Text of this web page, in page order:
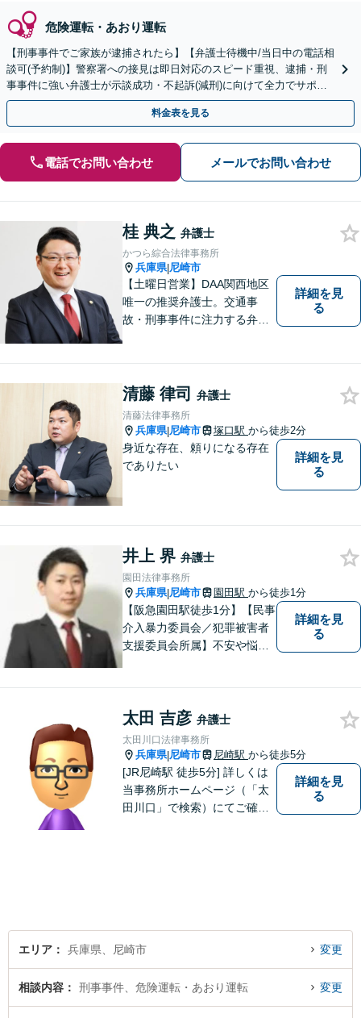
危険運転・あおり運転
【刑事事件でご家族が逮捕されたら】【弁護士待機中/当日中の電話相
談可(予約制)】警察署への接見は即日対応のスピード重視、逮捕・刑
事事件に強い弁護士が示談成功・不起訴(減刑)に向けて全力でサポー
トします。【加害者側の相談専門】
料金表を見る
電話でお問い合わせ メールでお問い合わせ
桂 典之 弁護士
かつら綜合法律事務所
兵庫県|尼崎市
【土曜日営業】DAA関西地区
唯一の推奨弁護士。交通事
故・刑事事件に注力する弁護
相続等の幅広い分野に対応。
【電話・オンライン相談可】
詳細を見
る
清藤 律司 弁護士
清藤法律事務所
兵庫県|尼崎市 塚口駅 から徒歩2分
身近な存在、頼りになる存在
でありたい
詳細を見
る
井上 界 弁護士
園田法律事務所
兵庫県|尼崎市 園田駅 から徒歩1分
【阪急園田駅徒歩1分】【民事
介入暴力委員会／犯罪被害者
支援委員会所属】不安や悩み
期の対策こそが解決にとって
最も有効な手段です。最高の
法的サービスを社会の隅々に
まで届けます。
詳細を見
る
太田 吉彦 弁護士
太田川口法律事務所
兵庫県|尼崎市 尼崎駅 から徒歩5分
[JR尼崎駅 徒歩5分] 詳しくは
当事務所ホームページ（「太
田川口」で検索）にてご確認
詳細を見
る
エリア 兵庫県、尼崎市 変更
相談内容 刑事事件、危険運転・あおり運転 変更